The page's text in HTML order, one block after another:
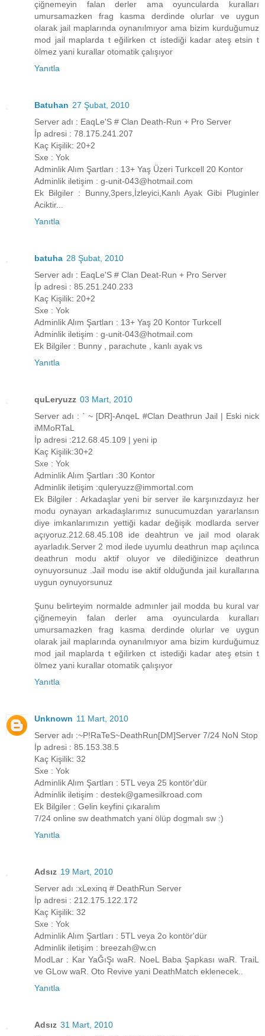
çiğnemeyin falan derler ama oyuncularda kuralları
umursamazken frag kasma derdinde olurlar ve uygun
olarak jail maplarında oynanılmıyor ama bizim kurduğumuz
mod jail maplarda t eğilirken ct istediği kadar ateş etsin t
ölmez yani kurallar otomatik çalışıyor
Yanıtla
Batuhan 27 Şubat, 2010
Server adı : EaqLe'S # Clan Death-Run + Pro Server
İp adresi : 78.175.241.207
Kaç Kişilik: 20+2
Sxe : Yok
Adminlik Alım Şartları : 13+ Yaş Üzeri Turkcell 20 Kontor
Adminlik iletişim : g-unit-043@hotmail.com
Ek Bilgiler : Bunny,3pers,İzleyici,Kanlı Ayak Gibi Pluginler
Aciktir...
Yanıtla
batuha 28 Şubat, 2010
Server adı : EaqLe'S # Clan Deat-Run + Pro Server
İp adresi : 85.251.240.233
Kaç Kişilik: 20+2
Sxe : Yok
Adminlik Alım Şartları : 13+ Yaş 20 Kontor Turkcell
Adminlik iletişim : g-unit-043@hotmail.com
Ek Bilgiler : Bunny , parachute , kanlı ayak vs
Yanıtla
quLeryuzz 03 Mart, 2010
Server adı : ` ~ [DR]-AnqeL #Clan Deathrun Jail | Eski nick
iMMoRTaL
İp adresi :212.68.45.109 | yeni ip
Kaç Kişilik:30+2
Sxe : Yok
Adminlik Alım Şartları :30 Kontor
Adminlik iletişim :quleryuzz@immortal.com
Ek Bilgiler : Arkadaşlar yeni bir server ile karşınızdayız her
modu oynayan arkadaşlarımız sunucumuzdan yararlansın
diye imkanlarımızın yettiği kadar değişik modlarda server
açıyoruz.212.68.45.108 ide deahtrun ve jail mod olarak
ayarladık.Server 2 mod ilede uyumlu deathrun map açılınca
deathrun modu aktif oluyor ve dilediğinizce deathrun
oynuyorsunuz .Jail modu ise aktif olduğunda jail kurallarına
uygun oynuyorsunuz
Şunu belirteyim normalde admınler jail modda bu kural var
çiğnemeyin falan derler ama oyuncularda kuralları
umursamazken frag kasma derdinde olurlar ve uygun
olarak jail maplarında oynanılmıyor ama bizim kurduğumuz
mod jail maplarda t eğilirken ct istediği kadar ateş etsin t
ölmez yani kurallar otomatik çalışıyor
Yanıtla
Unknown 11 Mart, 2010
Server adı :~P!RaTeS~DeathRun[DM]Server 7/24 NoN Stop
İp adresi : 85.153.38.5
Kaç Kişilik: 32
Sxe : Yok
Adminlik Alım Şartları : 5TL veya 25 kontör'dür
Adminlik iletişim : destek@gamesilkroad.com
Ek Bilgiler : Gelin keyfini çıkaralım
7/24 online sw deathmatch yani ölüp dogmalı sw :)
Yanıtla
Adsız 19 Mart, 2010
Server adı :xLexinq # DeathRun Server
İp adresi : 212.175.122.172
Kaç Kişilik: 32
Sxe : Yok
Adminlik Alım Şartları : 5TL veya 2o kontör'dür
Adminlik iletişim : breezah@w.cn
ModLar : Kar YaĞıŞı waR. NoeL Baba Şapkası waR. TraiL
ve GLow waR. Oto Revive yani DeathMatch eklenecek..
Yanıtla
Adsız 31 Mart, 2010